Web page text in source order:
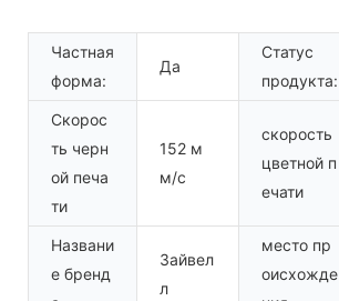
Частная
форма:
Да
Статус
продукта:
Скорос
ть черн
ой печа
ти
152 м
м/с
скорость
цветной п
ечати
Названи
е бренд
Зайвел
л
место пр
оисхожде